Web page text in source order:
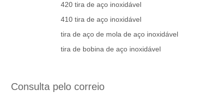
420 tira de aço inoxidável
410 tira de aço inoxidável
tira de aço de mola de aço inoxidável
tira de bobina de aço inoxidável
Consulta pelo correio